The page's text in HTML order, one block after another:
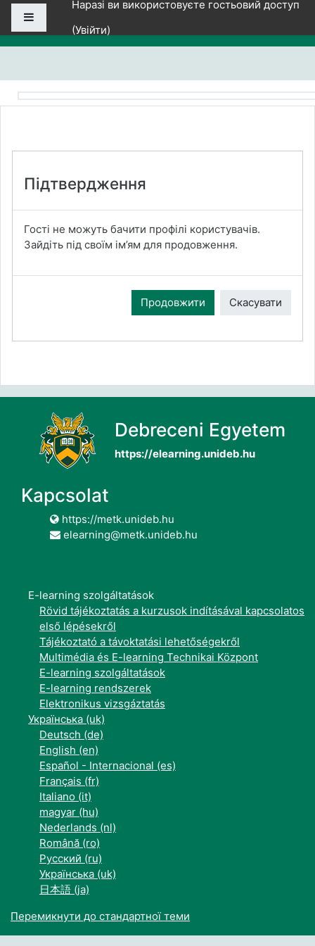
Перейти до головного вмісту
Наразі ви використовуєте гостьовий доступ
(Увійти)
Підтвердження
Гості не можуть бачити профілі користувачів.
Зайдіть під своїм ім’ям для продовження.
Продовжити Скасувати
Debreceni Egyetem
https://elearning.unideb.hu
Kapcsolat
https://metk.unideb.hu
elearning@metk.unideb.hu
E-learning szolgáltatások
Rövid tájékoztatás a kurzusok indításával kapcsolatos
első lépésekről
Tájékoztató a távoktatási lehetőségekről
Multimédia és E-learning Technikai Központ
E-learning szolgáltatások
E-learning rendszerek
Elektronikus vizsgáztatás
Українська ‎(uk)‎
Deutsch ‎(de)‎
English ‎(en)‎
Español - Internacional ‎(es)‎
Français ‎(fr)‎
Italiano ‎(it)‎
magyar ‎(hu)‎
Nederlands ‎(nl)‎
Română ‎(ro)‎
Русский ‎(ru)‎
Українська ‎(uk)‎
日本語 ‎(ja)‎
Перемикнути до стандартної теми